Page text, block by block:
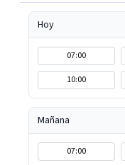
Hoy
07:00
10:00
Mañana
07:00